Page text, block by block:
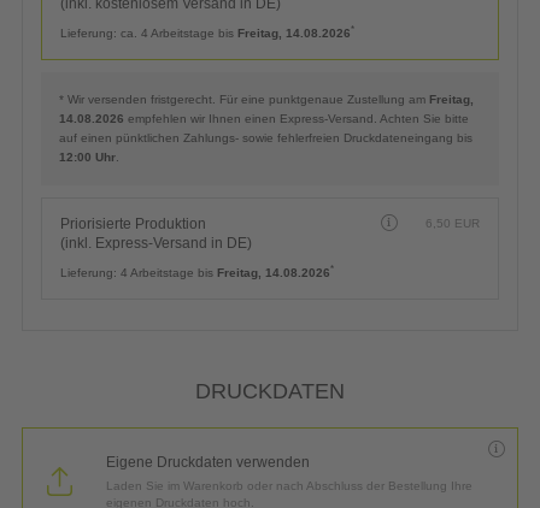
Lieferung: ca. 4 Arbeitstage bis Freitag, 14.08.2026*
* Wir versenden fristgerecht. Für eine punktgenaue Zustellung am Freitag,
14.08.2026 empfehlen wir Ihnen einen Express-Versand. Achten Sie bitte
auf einen pünktlichen Zahlungs- sowie fehlerfreien Druckdateneingang bis
12:00 Uhr
Priorisierte Produktion
(inkl. Express-Versand in DE)
6,50 EUR
Lieferung: 4 Arbeitstage bis Freitag, 14.08.2026*
DRUCKDATEN
Eigene Druckdaten verwenden
Laden Sie im Warenkorb oder nach Abschluss der Bestellung Ihre
eigenen Druckdaten hoch.